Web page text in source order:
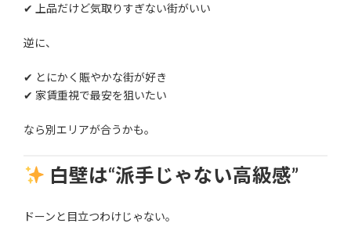
✔ 上品だけど気取りすぎない街がいい
逆に、
✔ とにかく賑やかな街が好き
✔ 家賃重視で最安を狙いたい
なら別エリアが合うかも。
白壁は“派手じゃない高級感”
ドーンと目立つわけじゃない。